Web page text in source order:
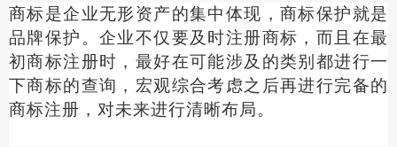
商标是企业无形资产的集中体现，商标保护就是
品牌保护。企业不仅要及时注册商标，而且在最
初商标注册时，最好在可能涉及的类别都进行一
下商标的查询，宏观综合考虑之后再进行完备的
商标注册，对未来进行清晰布局。